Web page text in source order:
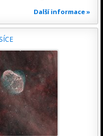
Další informace »